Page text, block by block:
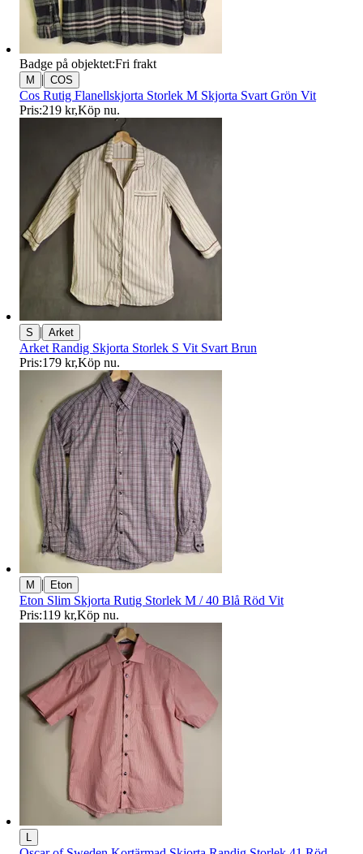
Badge på objektet:Fri frakt
M | COS
Cos Rutig Flanellskjorta Storlek M Skjorta Svart Grön Vit
Pris:219 kr,Köp nu.
S | Arket
Arket Randig Skjorta Storlek S Vit Svart Brun
Pris:179 kr,Köp nu.
M | Eton
Eton Slim Skjorta Rutig Storlek M / 40 Blå Röd Vit
Pris:119 kr,Köp nu.
L